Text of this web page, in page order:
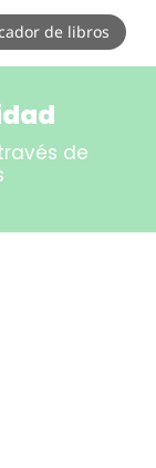
de libros
de